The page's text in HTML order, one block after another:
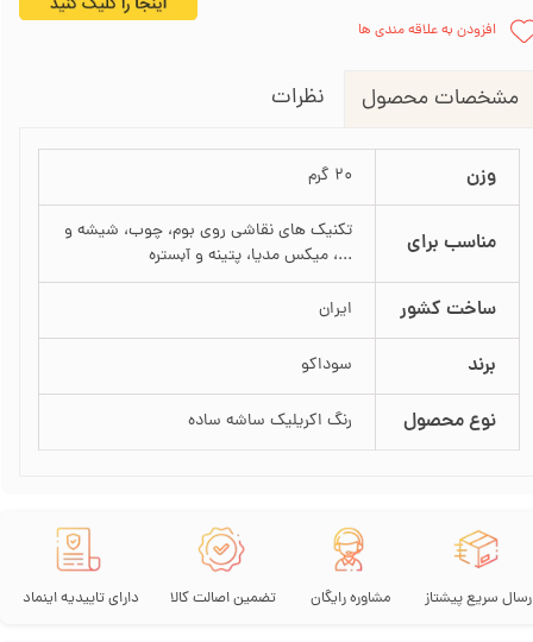
افزودن به علاقه مندی ها
مشخصات محصول نظرات
وزن 20 گرم
مناسب برای
تکنیک های نقاشی روی بوم، چوب، شیشه و
...، میکس مدیا، پتینه و آبستره
ساخت کشور ایران
برند سوداکو
نوع محصول رنگ اکریلیک ساشه ساده
تضمین اصالت کالا مشاوره رایگان سریع پیشتاز دارای تاییدیه اینماد